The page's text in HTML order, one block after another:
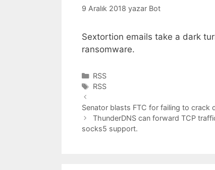
9 Aralık 2018 yazar Bot
Sextortion emails take a dark
ransomware.
Kategoriler
RSS
Etiketler
RSS
Senator blasts FTC for failing to crack
ThunderDNS can forward TCP
socks5 support.